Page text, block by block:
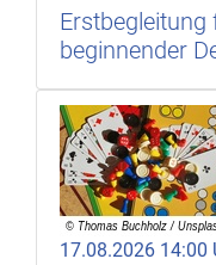
beginnender
17.08.2026 14:00